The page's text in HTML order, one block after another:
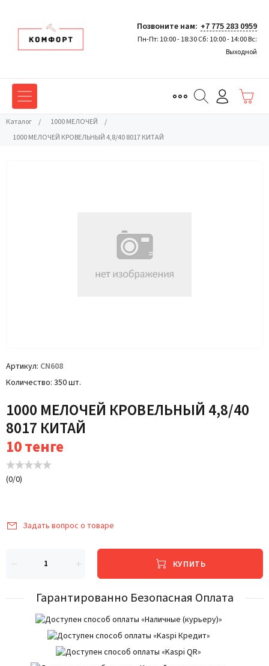
Позвоните нам: +7 775 283 0959
Пн-Пт: 10:00 - 18:30 Сб: 10:00 - 14:00 Вс:
Выходной
Каталог / 1000 МЕЛОЧЕЙ
/
1000 МЕЛОЧЕЙ КРОВЕЛЬНЫЙ 4,8/40 8017 КИТАЙ
Артикул CN608
Количество 350 шт.
1000 МЕЛОЧЕЙ КРОВЕЛЬНЫЙ 4,8/40
8017 КИТАЙ
10тенге
(0/0)
Задать вопрос о товаре
КУПИТЬ
Гарантированно Безопасная Оплата